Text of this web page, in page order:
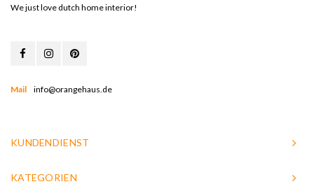
We just love dutch home interior!
Mail info@orangehaus.de
KUNDENDIENST
KATEGORIEN